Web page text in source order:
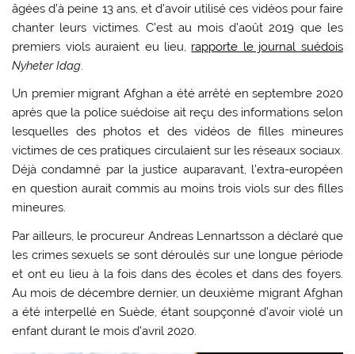
âgées d’à peine 13 ans, et d’avoir utilisé ces vidéos pour faire
chanter leurs victimes. C’est au mois d’août 2019 que les
premiers viols auraient eu lieu, rapporte le journal suédois
Nyheter Idag.
Un premier migrant Afghan a été arrêté en septembre 2020
après que la police suédoise ait reçu des informations selon
lesquelles des photos et des vidéos de filles mineures
victimes de ces pratiques circulaient sur les réseaux sociaux.
Déjà condamné par la justice auparavant, l’extra-européen
en question aurait commis au moins trois viols sur des filles
mineures.
Par ailleurs, le procureur Andreas Lennartsson a déclaré que
les crimes sexuels se sont déroulés sur une longue période
et ont eu lieu à la fois dans des écoles et dans des foyers.
Au mois de décembre dernier, un deuxième migrant Afghan
a été interpellé en Suède, étant soupçonné d’avoir violé un
enfant durant le mois d’avril 2020.